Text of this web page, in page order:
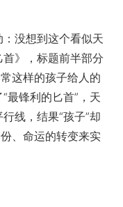
没想到这个看似天
》，标题前半部分
这样的孩子给人的
最锋利的匕首”，天
线，结果“孩子”却
、命运的转变来实